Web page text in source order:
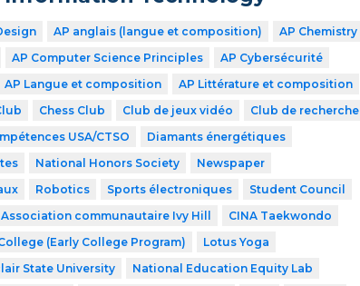
AP anglais (langue et composition)
AP Chemistry
AP Computer Science Principles
AP Cybersécurité
AP Langue et composition
AP Littérature et composition
Chess Club Club de jeux vidéo
Club de recherche
USA/CTSO
Diamants énergétiques
National Honors Society
Newspaper
Robotics Sports électroniques
Student Council
Association communautaire Ivy Hill
CINA Taekwondo
(Early College Program)
Lotus Yoga
State University
National Education Equity Lab